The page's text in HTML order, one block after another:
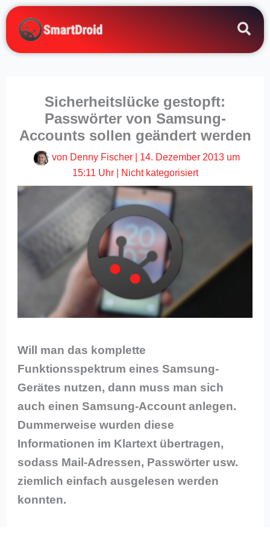
Zum
Inhalt
springen
Sicherheitslücke gestopft:
Passwörter von Samsung-
Accounts sollen geändert werden
von Denny Fischer
14. Dezember 2013 um
15:11 Uhr| Nicht kategorisiert
Will man das komplette
Funktionsspektrum eines Samsung-
Gerätes nutzen, dann muss man sich
auch einen Samsung-Account anlegen.
Dummerweise wurden diese
Informationen im Klartext übertragen,
sodass Mail-Adressen, Passwörter usw.
ziemlich einfach ausgelesen werden
konnten.